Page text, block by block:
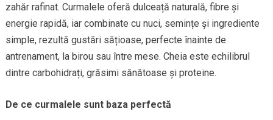
zahăr rafinat. Curmalele oferă dulceață naturală, fibre și
energie rapidă, iar combinate cu nuci, semințe și ingrediente
simple, rezultă gustări sățioase, perfecte înainte de
antrenament, la birou sau între mese. Cheia este echilibrul
dintre carbohidrați, grăsimi sănătoase și proteine.
De ce curmalele sunt baza perfectă